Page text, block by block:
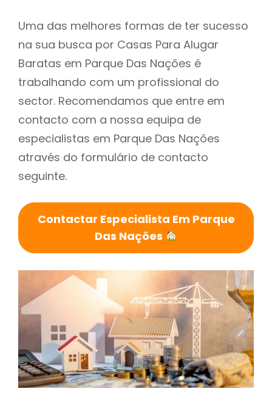
Uma das melhores formas de ter sucesso
na sua busca por Casas Para Alugar
Baratas em Parque Das Nações é
trabalhando com um profissional do
sector. Recomendamos que entre em
contacto com a nossa equipa de
especialistas em Parque Das Nações
através do formulário de contacto
seguinte.
Contactar Especialista Em Parque
Das Nações